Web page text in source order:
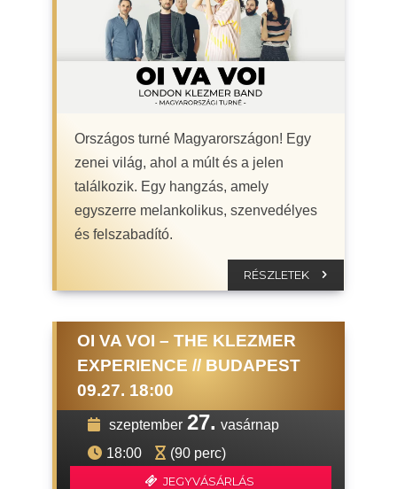
Országos turné Magyarországon! Egy
zenei világ, ahol a múlt és a jelen
találkozik. Egy hangzás, amely
egyszerre melankolikus, szenvedélyes
és felszabadító.
RÉSZLETEK
OI VA VOI – THE KLEZMER
EXPERIENCE // BUDAPEST
09.27. 18:00
szeptember 27. vasárnap
18:00
(90 perc)
JEGYVÁSÁRLÁS